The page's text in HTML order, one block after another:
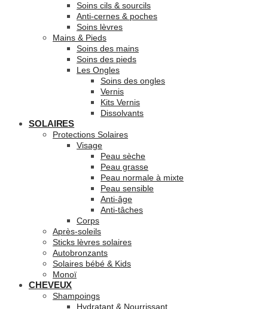
Soins cils & sourcils
Anti-cernes & poches
Soins lèvres
Mains & Pieds
Soins des mains
Soins des pieds
Les Ongles
Soins des ongles
Vernis
Kits Vernis
Dissolvants
SOLAIRES
Protections Solaires
Visage
Peau sèche
Peau grasse
Peau normale à mixte
Peau sensible
Anti-âge
Anti-tâches
Corps
Après-soleils
Sticks lèvres solaires
Autobronzants
Solaires bébé & Kids
Monoï
CHEVEUX
Shampoings
Hydratant & Nourrissant